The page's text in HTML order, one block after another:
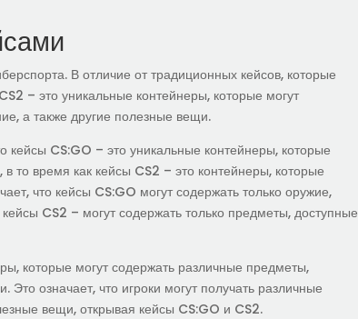
В отличие от традиционных кейсов, которые
– это уникальные контейнеры, которые могут
а также другие полезные вещи.
CS:GO – это уникальные контейнеры, которые
то время как кейсы CS2 – это контейнеры, которые
что кейсы CS:GO могут содержать только оружие,
CS2 – могут содержать только предметы, доступные
которые могут содержать различные предметы,
означает, что игроки могут получать различные
вещи, открывая кейсы CS:GO и CS2.